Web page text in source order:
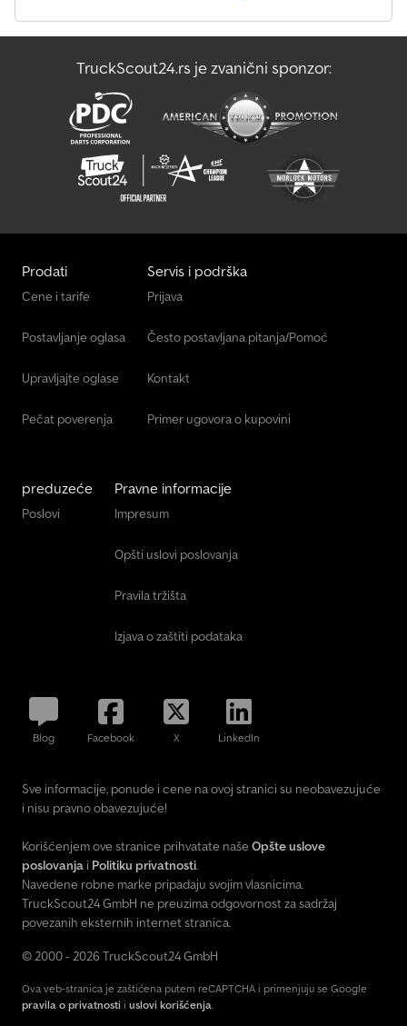
TruckScout24.rs je zvanični sponzor:
Prodati
Cene i tarife
Postavljanje oglasa
Upravljajte oglase
Pečat poverenja
Servis i podrška
Prijava
Često postavljana pitanja/Pomoć
Kontakt
Primer ugovora o kupovini
preduzeće
Poslovi
Pravne informacije
Impresum
Opšti uslovi poslovanja
Pravila tržišta
Izjava o zaštiti podataka
Blog Facebook X LinkedIn
Sve informacije, ponude i cene na ovoj stranici su neobavezujuće
i nisu pravno obavezujuće!
Korišćenjem ove stranice prihvatate naše Opšte uslove
poslovanja i Politiku privatnosti.
Navedene robne marke pripadaju svojim vlasnicima.
TruckScout24 GmbH ne preuzima odgovornost za sadržaj
povezanih eksternih internet stranica.
© 2000 - 2026 TruckScout24 GmbH
Ova veb-stranica je zaštićena putem reCAPTCHA i primenjuju se Google
pravila o privatnosti i uslovi korišćenja.